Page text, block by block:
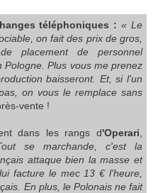
téléphoniques : « Le
on fait des prix de gros,
placement de personnel
Plus vous me prenez
baisseront. Et, si l'un
on vous le remplace sans
vente !
dans les rangs d'Operari
se marchande, c'est la
attaque bien la masse et
facture le mec 13 € l'heure,
En plus, le Polonais ne fait